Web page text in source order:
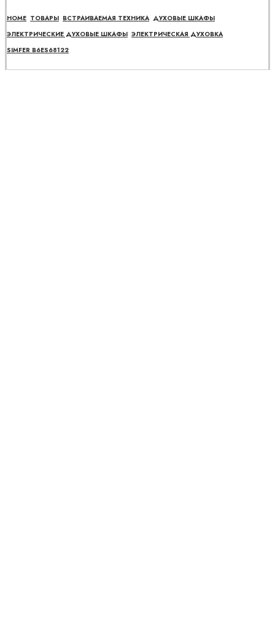
HOME ТОВАРЫ ВСТРАИВАЕМАЯ ТЕХНИКА ДУХОВЫЕ ШКАФЫ
ЭЛЕКТРИЧЕСКИЕ ДУХОВЫЕ ШКАФЫ ЭЛЕКТРИЧЕСКАЯ ДУХОВКА
SIMFER B6ES68122